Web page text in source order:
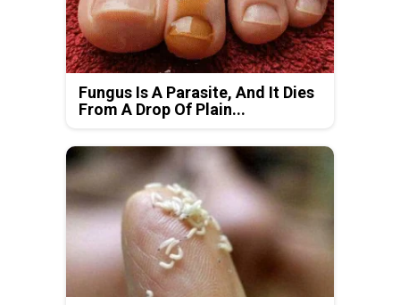
Fungus Is A Parasite, And It Dies
From A Drop Of Plain...